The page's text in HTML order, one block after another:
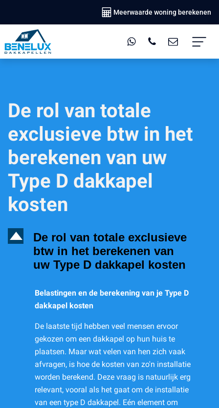
Meerwaarde woning berekenen
De rol van totale
exclusieve btw in het
berekenen van uw
Type D dakkapel
kosten
D
De rol van totale exclusieve
btw in het berekenen van
uw Type D dakkapel kosten
Belastingen en de berekening van je Type D
dakkapel kosten
De laatste tijd hebben veel mensen ervoor
gekozen om een dakkapel op hun huis te
plaatsen. Maar wat velen van hen zich vaak
afvragen, is hoe de kosten van zo'n installatie
worden berekend. Deze vraag is natuurlijk erg
relevant, vooral als het gaat om de installatie
van een type D dakkapel. Eén element om